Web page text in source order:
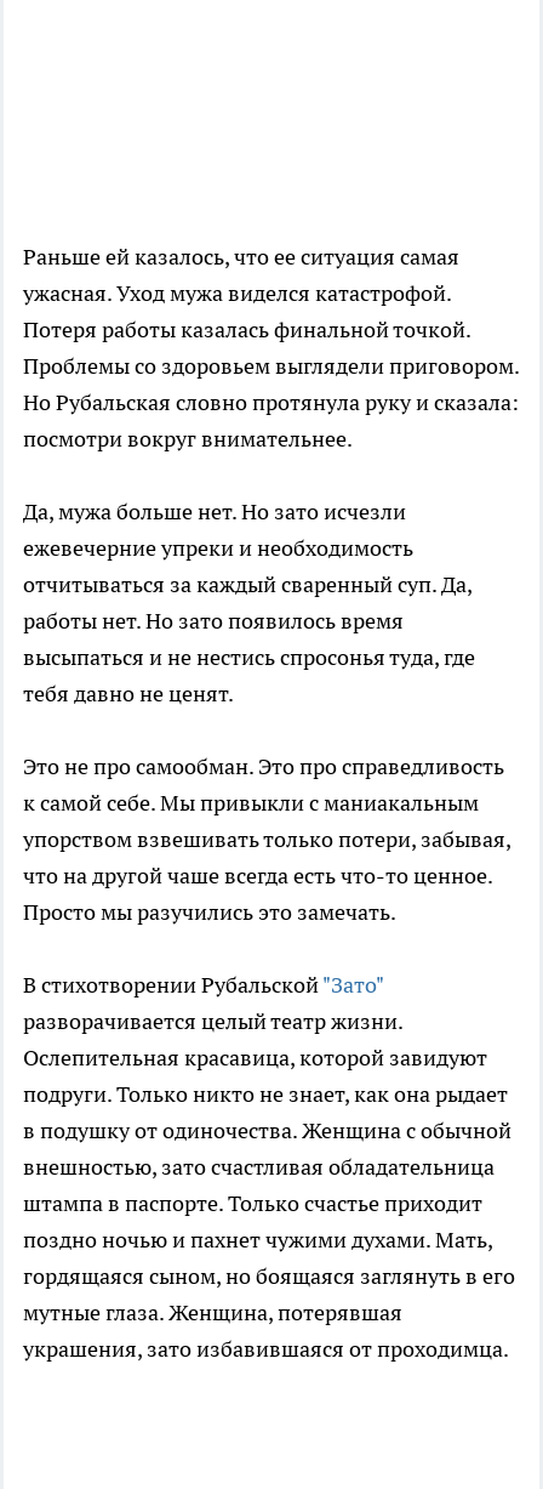
Раньше ей казалось, что ее ситуация самая
ужасная. Уход мужа виделся катастрофой.
Потеря работы казалась финальной точкой.
Проблемы со здоровьем выглядели приговором.
Но Рубальская словно протянула руку и сказала:
посмотри вокруг внимательнее.
Да, мужа больше нет. Но зато исчезли
ежевечерние упреки и необходимость
отчитываться за каждый сваренный суп. Да,
работы нет. Но зато появилось время
высыпаться и не нестись спросонья туда, где
тебя давно не ценят.
Это не про самообман. Это про справедливость
к самой себе. Мы привыкли с маниакальным
упорством взвешивать только потери, забывая,
что на другой чаше всегда есть что-то ценное.
Просто мы разучились это замечать.
В стихотворении Рубальской"Зато"
разворачивается целый театр жизни.
Ослепительная красавица, которой завидуют
подруги. Только никто не знает, как она рыдает
в подушку от одиночества. Женщина с обычной
внешностью, зато счастливая обладательница
штампа в паспорте. Только счастье приходит
поздно ночью и пахнет чужими духами. Мать,
гордящаяся сыном, но боящаяся заглянуть в его
мутные глаза. Женщина, потерявшая
украшения, зато избавившаяся от проходимца.